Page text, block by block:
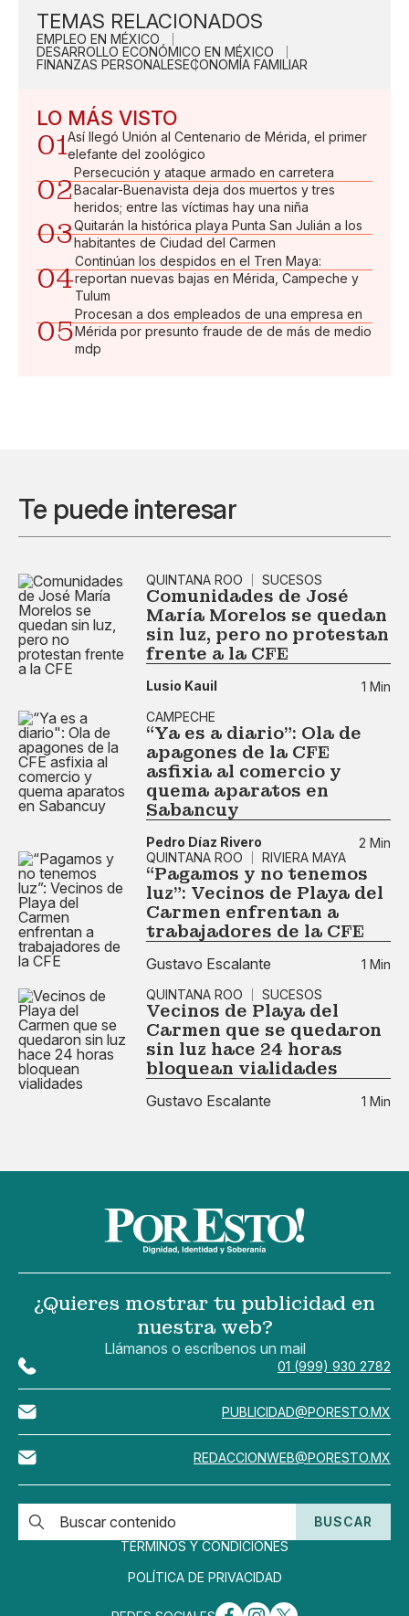
TEMAS RELACIONADOS
EMPLEO EN MÉXICO
DESARROLLO ECONÓMICO EN MÉXICO
FINANZAS PERSONALESECONOMÍA FAMILIAR
LO MÁS VISTO
01Así llegó Unión al Centenario de Mérida, el primer
elefante del zoológico
02
Persecución y ataque armado en carretera
Bacalar-Buenavista deja dos muertos y tres
heridos; entre las víctimas hay una niña
03Quitarán la histórica playa Punta San Julián a los
habitantes de Ciudad del Carmen
04
Continúan los despidos en el Tren Maya:
reportan nuevas bajas en Mérida, Campeche y
Tulum
05
Procesan a dos empleados de una empresa en
Mérida por presunto fraude de de más de medio
mdp
Te puede interesar
QUINTANA ROO SUCESOS
Comunidades de José
María Morelos se quedan
sin luz, pero no protestan
frente a la CFE
Lusio Kauil
1 Min
CAMPECHE
“Ya es a diario": Ola de
apagones de la CFE
asfixia al comercio y
quema aparatos en
Sabancuy
Pedro Díaz Rivero
2 Min
QUINTANA ROO
RIVIERA MAYA
“Pagamos y no tenemos
luz”: Vecinos de Playa del
Carmen enfrentan a
trabajadores de la CFE
Gustavo Escalante
1 Min
QUINTANA ROO
SUCESOS
Vecinos de Playa del
Carmen que se quedaron
sin luz hace 24 horas
bloquean vialidades
Gustavo Escalante 1 Min
¿Quieres mostrar tu publicidad en
nuestra web?
Llámanos o escríbenos un mail
01 (999) 930 2782
PUBLICIDAD@PORESTO.MX
REDACCIONWEB@PORESTO.MX
BUSCAR
TÉRMINOS Y CONDICIONES
POLÍTICA DE PRIVACIDAD